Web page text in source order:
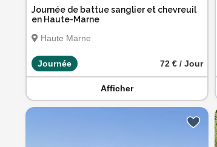
Journée de battue sanglier et chevreuil
en Haute-Marne
Haute Marne
Journée 72 € / Jour
Afficher